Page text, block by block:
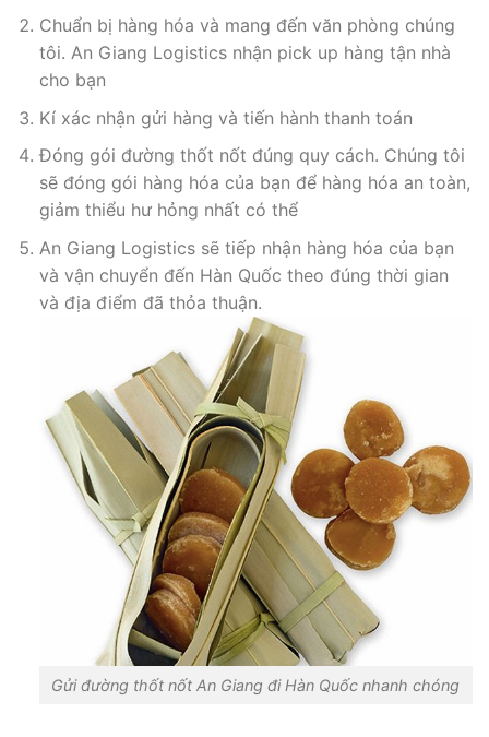
Chuẩn bị hàng hóa và mang đến văn phòng chúng
tôi. An Giang Logistics nhận pick up hàng tận nhà
cho bạn
Kí xác nhận gửi hàng và tiến hành thanh toán
Đóng gói đường thốt nốt đúng quy cách. Chúng tôi
sẽ đóng gói hàng hóa của bạn để hàng hóa an toàn,
giảm thiểu hư hỏng nhất có thể
An Giang Logistics sẽ tiếp nhận hàng hóa của bạn
và vận chuyển đến Hàn Quốc theo đúng thời gian
và địa điểm đã thỏa thuận.
Gửi đường thốt nốt An Giang đi Hàn Quốc nhanh chóng